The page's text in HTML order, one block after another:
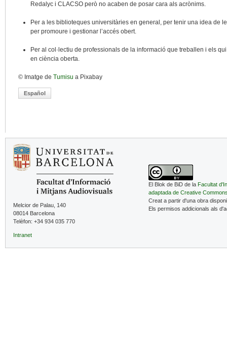
Redalyc i CLACSO però no acaben de posar cara als acrònims.
Per a les biblioteques universitàries en general, per tenir una idea de
per promoure i gestionar l’accés obert.
Per al col·lectiu de professionals de la informació que treballen i els
en ciència oberta.
© Imatge de Tumisu a Pixabay
Español
Melcior de Palau, 140
08014 Barcelona
Telèfon: +34 934 035 770
Intranet
El Blok de BiD de la Facultat
adaptada de Creative
Creat a partir d'una obra
Els permisos addicionals als